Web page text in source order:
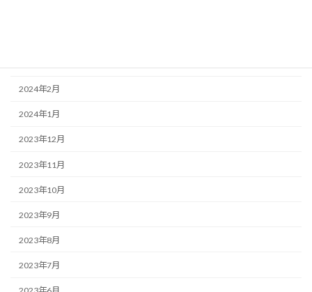
2024年2月
2024年1月
2023年12月
2023年11月
2023年10月
2023年9月
2023年8月
2023年7月